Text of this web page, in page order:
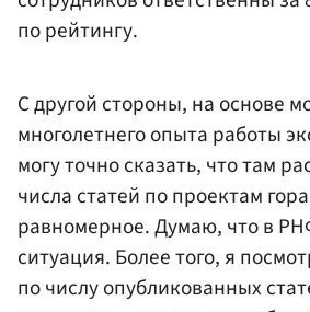
по рейтингу.
С другой стороны, на основе
многолетнего опыта работы
могу точно сказать, что там
числа статей по проектам
равномерное. Думаю, что в
ситуация. Более того, я
по числу опубликованных